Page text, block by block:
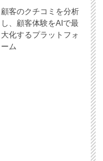
顧客のクチコミを分析
し、顧客体験をAIで最
大化するプラットフォ
ーム